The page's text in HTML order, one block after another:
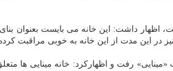
های باارزش میراثی است، اظهار داشت: این خانه
این مدت از این خانه به خوبی مراقبت
رفت و اظهاركرد: خانه مینایی ها